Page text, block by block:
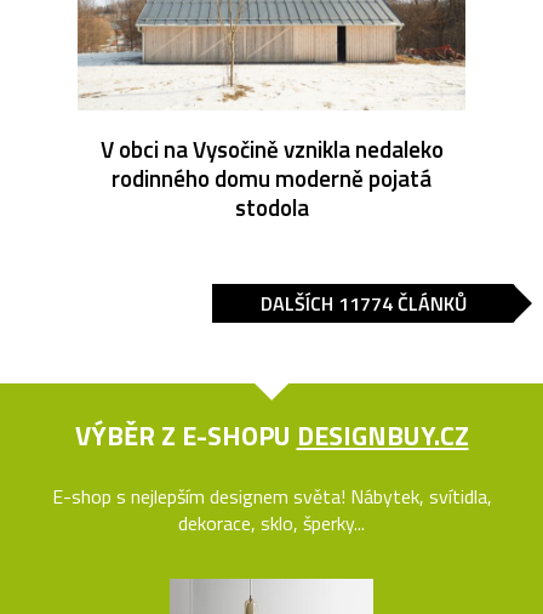
V obci na Vysočině vznikla nedaleko
rodinného domu moderně pojatá
stodola
DALŠÍCH 11774 ČLÁNKŮ
VÝBĚR Z E-SHOPU DESIGNBUY.CZ
E-shop s nejlepším designem světa! Nábytek, svítidla,
dekorace, sklo, šperky...